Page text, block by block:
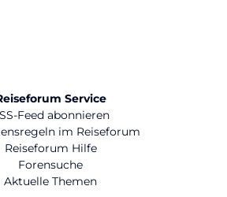
Service
Feed abonnieren
im Reiseforum
Reiseforum Hilfe
Forensuche
Aktuelle Themen